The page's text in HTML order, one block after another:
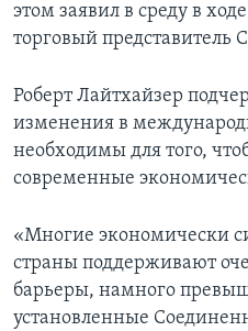
этом заявил в среду в
торговый представитель
Роберт Лайтхайзер
изменения в
необходимы для того,
современные
«Многие экономически
страны поддерживают
барьеры, намного
установленные